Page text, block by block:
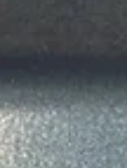
てまいります。 どのような一
ッフも今からとても楽しみに
やカスタムの進捗は、今後の
いりますので、ぜひ楽しみに
トルガレージでは、R35 GT-R
やGR86などのスポーツカー
も承っております。 お車の
、ぜひお気軽にご相談くだ